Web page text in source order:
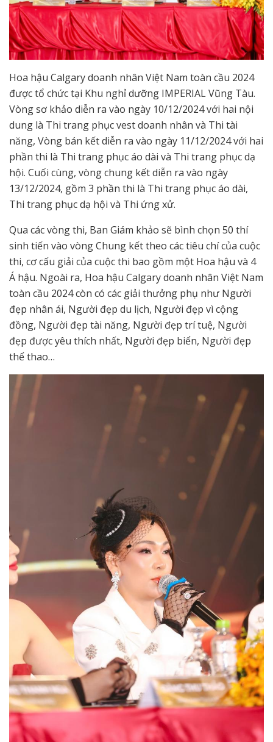
Hoa hậu Calgary doanh nhân Việt Nam toàn cầu 2024
được tổ chức tại Khu nghỉ dưỡng IMPERIAL Vũng Tàu.
Vòng sơ khảo diễn ra vào ngày 10/12/2024 với hai nội
dung là Thi trang phục vest doanh nhân và Thi tài
năng, Vòng bán kết diễn ra vào ngày 11/12/2024 với hai
phần thi là Thi trang phục áo dài và Thi trang phục dạ
hội. Cuối cùng, vòng chung kết diễn ra vào ngày
13/12/2024, gồm 3 phần thi là Thi trang phục áo dài,
Thi trang phục dạ hội và Thi ứng xử.
Qua các vòng thi, Ban Giám khảo sẽ bình chọn 50 thí
sinh tiến vào vòng Chung kết theo các tiêu chí của cuộc
thi, cơ cấu giải của cuộc thi bao gồm một Hoa hậu và 4
Á hậu. Ngoài ra, Hoa hậu Calgary doanh nhân Việt Nam
toàn cầu 2024 còn có các giải thưởng phụ như Người
đẹp nhân ái, Người đẹp du lịch, Người đẹp vì cộng
đồng, Người đẹp tài năng, Người đẹp trí tuệ, Người
đẹp được yêu thích nhất, Người đẹp biển, Người đẹp
thể thao…